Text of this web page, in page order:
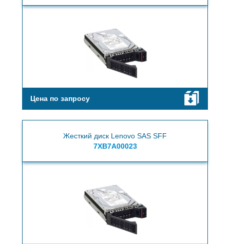
Цена по запросу
Жесткий диск Lenovo SAS SFF
7XB7A00023